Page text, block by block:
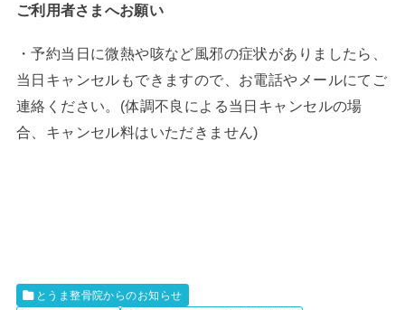
ご利用者さまへお願い
・予約当日に微熱や咳など風邪の症状がありましたら、
当日キャンセルもできますので、お電話やメールにてご
連絡ください。(体調不良による当日キャンセルの場
合、キャンセル料はいただきません)
とうま整骨院からのお知らせ